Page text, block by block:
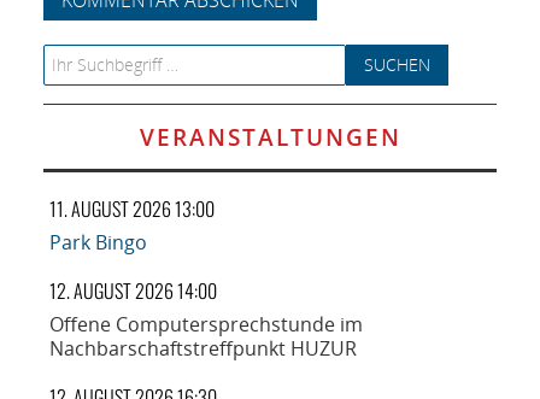
Search for:
VERANSTALTUNGEN
11. AUGUST 2026 13:00
Park Bingo
12. AUGUST 2026 14:00
Offene Computersprechstunde im
Nachbarschaftstreffpunkt HUZUR